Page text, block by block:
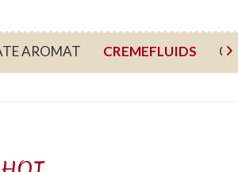
AROMAT CREMEFLUIDS 